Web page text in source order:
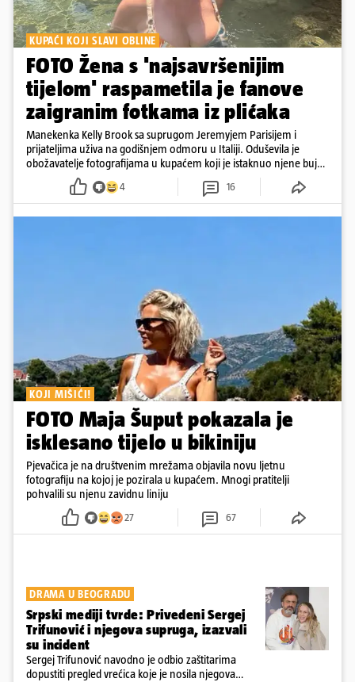
KUPAĆI KOJI SLAVI OBLINE
FOTO Žena s 'najsavršenijim
tijelom' raspametila je fanove
zaigranim fotkama iz plićaka
Manekenka Kelly Brook sa suprugom Jeremyjem Parisijem i
prijateljima uživa na godišnjem odmoru u Italiji. Oduševila je
obožavatelje fotografijama u kupaćem koji je istaknuo njene bujne
4 16
KOJI MIŠIĆI!
FOTO Maja Šuput pokazala je
isklesano tijelo u bikiniju
Pjevačica je na društvenim mrežama objavila novu ljetnu
fotografiju na kojoj je pozirala u kupaćem. Mnogi pratitelji
pohvalili su njenu zavidnu liniju
27 67
DRAMA U BEOGRADU
Srpski mediji tvrde: Privedeni Sergej
Trifunović i njegova supruga, izazvali
su incident
Sergej Trifunović navodno je odbio zaštitarima
dopustiti pregled vrećica koje je nosila njegova